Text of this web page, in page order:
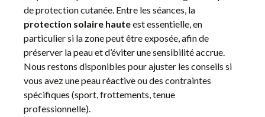
de protection cutanée. Entre les séances, la
protection solaire hauteest essentielle, en
particulier si la zone peut être exposée, afin de
préserver la peau et d’éviter une sensibilité accrue.
Nous restons disponibles pour ajuster les conseils si
vous avez une peau réactive ou des contraintes
spécifiques (sport, frottements, tenue
professionnelle).